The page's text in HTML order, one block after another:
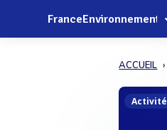
FranceEnvironnement
ACCUEIL
Activité